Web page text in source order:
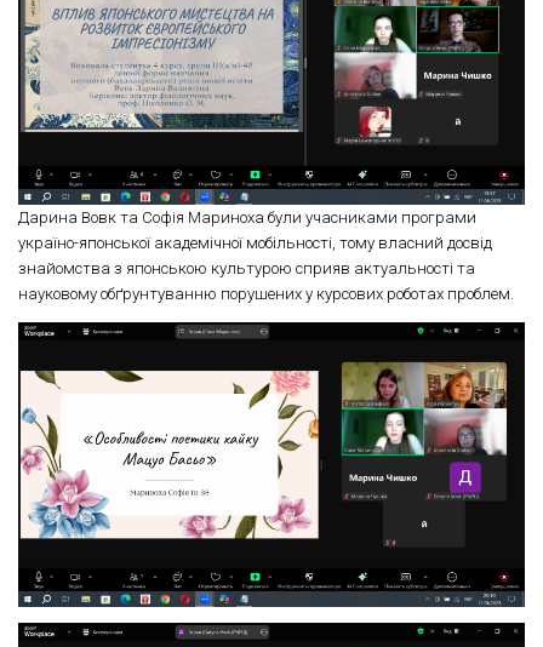
Дарина Вовк та Софія Мариноха були учасниками програми
україно-японської академічної мобільності, тому власний досвід
знайомства з японською культурою сприяв актуальності та
науковому обґрунтуванню порушених у курсових роботах проблем.